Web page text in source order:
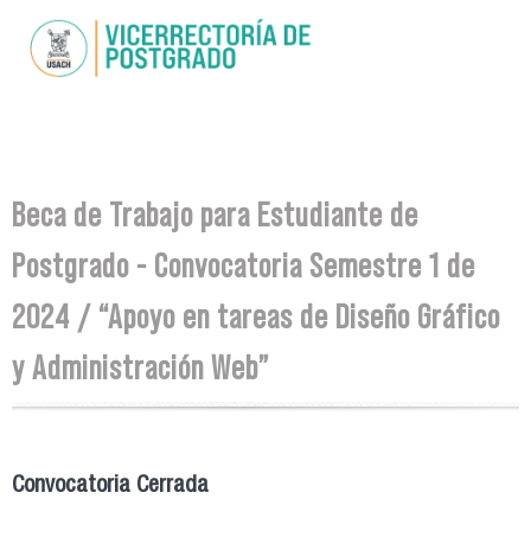
contenido
Se encuentra usted aquí
Beca de Trabajo para Estudiante de
Postgrado - Convocatoria Semestre 1 de
2024 / “Apoyo en tareas de Diseño Gráfico
y Administración Web”
Convocatoria Cerrada